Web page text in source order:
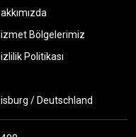
Bölgelerimiz
Politikası
/ Deutschland